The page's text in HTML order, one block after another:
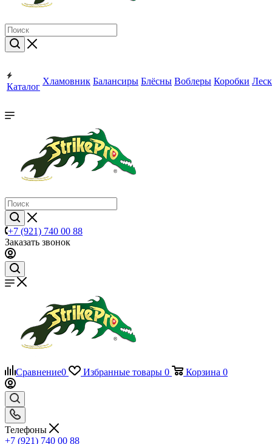
Каталог
Хламовник Балансиры Блёсны Воблеры Коробки
+7 (921) 740 00 88
Заказать звонок
Сравнение0 Избранные товары 0 Корзина 0
Телефоны
+7 (921) 740 00 88